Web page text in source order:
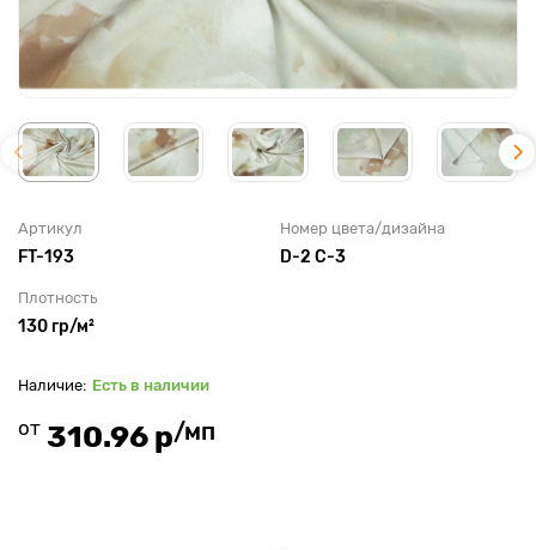
Артикул
FT-193
Номер цвета/дизайна
D-2 C-3
Плотность
130 гр/м²
Есть в наличии
от 310.96 р/мп